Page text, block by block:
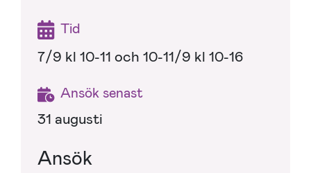
Tid
7/9 kl 10-11 och 10-11/9 kl 10-16
Ansök senast
31 augusti
Ansök